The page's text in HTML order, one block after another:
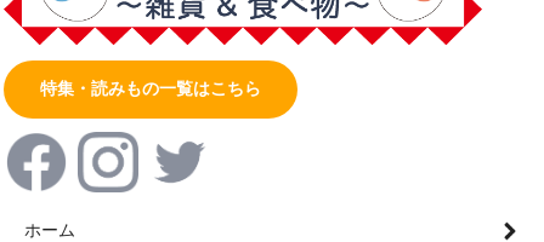
特集・読みもの一覧はこちら
ホーム